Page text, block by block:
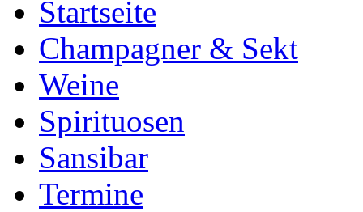
Startseite
Champagner & Sekt
Weine
Spirituosen
Sansibar
Termine